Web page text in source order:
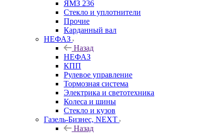
ЯМЗ 236
Стекло и уплотнители
Прочие
Карданный вал
НЕФАЗ
Назад
НЕФАЗ
КПП
Рулевое управление
Тормозная система
Электрика и светотехника
Колеса и шины
Стекло и кузов
Газель-Бизнес, NEXT
Назад